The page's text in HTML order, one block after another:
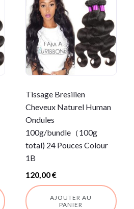
Tissage Bresilien
Cheveux Naturel Human
Ondules
100g/bundle（100g
total) 24 Pouces Colour
1B
120,00€
AJOUTER AU
PANIER